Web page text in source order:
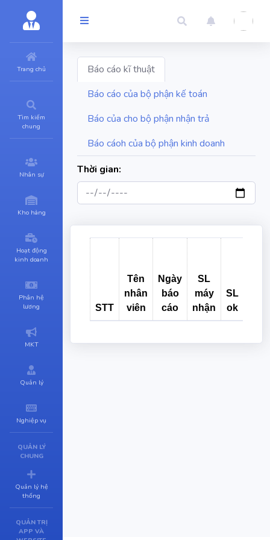
Trang chủ
Tìm kiếm
chung
Nhân sự
Kho hàng
Hoạt động
kinh doanh
Phân hệ
lương
MKT
Quản lý
Nghiệp vụ
QUẢN LÝ
CHUNG
Quản lý hệ
thống
QUẢN TRỊ
APP VÀ
Báo cáo kĩ thuật
Báo cáo của bộ phận kế toán
Báo của cho bộ phận nhận trả
Báo cáoh của bộ phận kinh doanh
Thời gian:
STT
Tên
nhân
viên
Ngày
báo
cáo
SL
máy
nhận
SL
ok